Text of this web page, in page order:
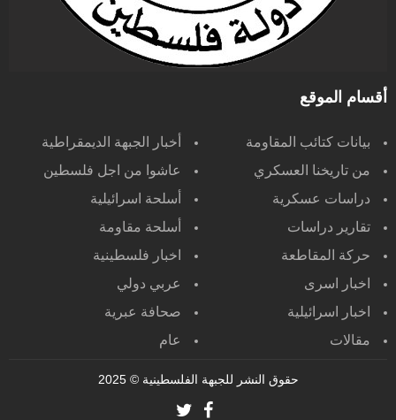
أقسام الموقع
بيانات كتائب المقاومة
أخبار الجبهة الديمقراطية
من تاريخنا العسكري
عاشوا من اجل فلسطين
دراسات عسكرية
أسلحة اسرائيلية
تقارير دراسات
أسلحة مقاومة
حركة المقاطعة
اخبار فلسطينية
اخبار اسرى
عربي دولي
اخبار اسرائيلية
صحافة عبرية
مقالات
عام
حقوق النشر للجبهة الفلسطينية© 2025